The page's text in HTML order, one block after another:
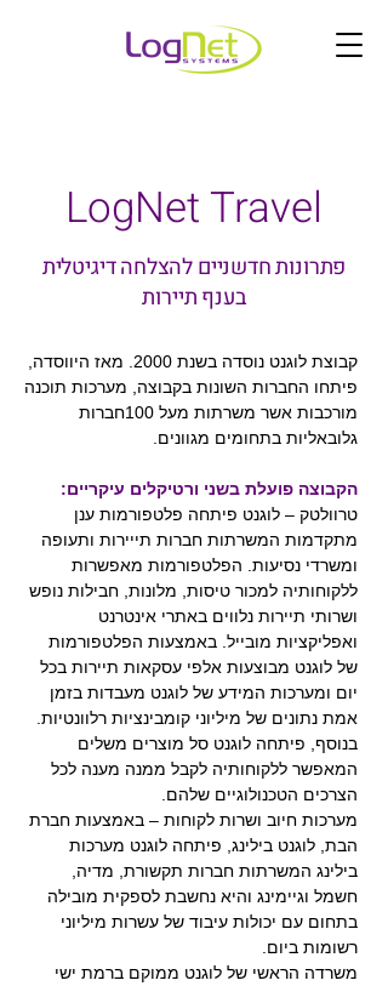
LogNet Travel
פתרונות חדשניים להצלחה דיגיטלית
בענף תיירות
קבוצת לוגנט נוסדה בשנת 2000. מאז היווסדה,
פיתחו החברות השונות בקבוצה, מערכות תוכנה
מורכבות אשר משרתות מעל 100חברות
גלובאליות בתחומים מגוונים.
הקבוצה פועלת בשני ורטיקלים עיקריים:
טרוולטק – לוגנט פיתחה פלטפורמות ענן
מתקדמות המשרתות חברות תייירות ותעופה
ומשרדי נסיעות. הפלטפורמות מאפשרות
ללקוחותיה למכור טיסות, מלונות, חבילות נופש
ושרותי תיירות נלווים באתרי אינטרנט
ואפליקציות מובייל. באמצעות הפלטפורמות
של לוגנט מבוצעות אלפי עסקאות תיירות בכל
יום ומערכות המידע של לוגנט מעבדות בזמן
אמת נתונים של מיליוני קומבינציות רלוונטיות.
בנוסף, פיתחה לוגנט סל מוצרים משלים
המאפשר ללקוחותיה לקבל ממנה מענה לכל
הצרכים הטכנולוגיים שלהם.
מערכות חיוב ושרות לקוחות – באמצעות חברת
הבת, לוגנט בילינג, פיתחה לוגנט מערכות
בילינג המשרתות חברות תקשורת, מדיה,
חשמל וגיימינג והיא נחשבת לספקית מובילה
בתחום עם יכולות עיבוד של עשרות מיליוני
רשומות ביום.
משרדה הראשי של לוגנט ממוקם ברמת ישי